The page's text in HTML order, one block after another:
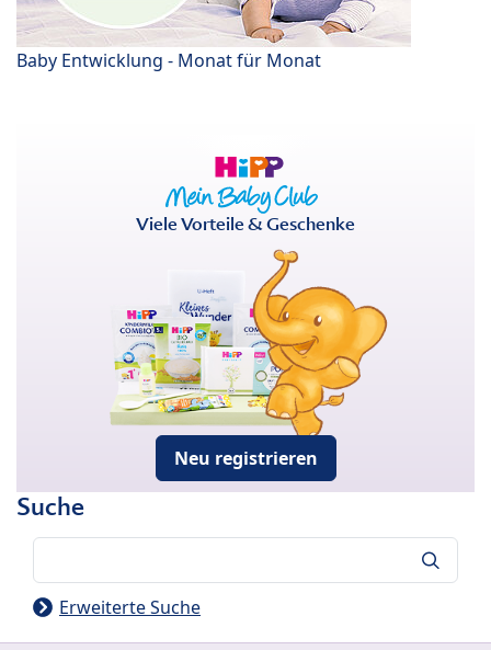
Baby Entwicklung - Monat für Monat
Viele Vorteile & Geschenke
Neu registrieren
Suche
Erweiterte Suche